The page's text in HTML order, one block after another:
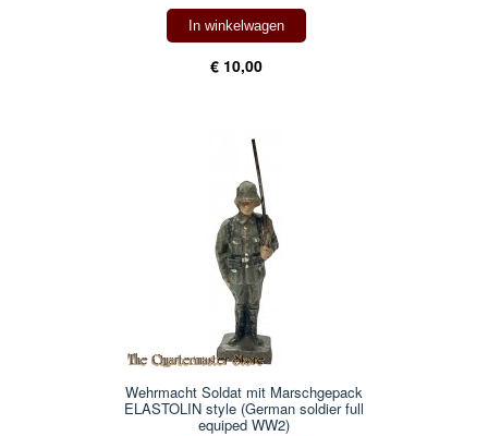
In winkelwagen
€ 10,00
Wehrmacht Soldat mit Marschgepack
ELASTOLIN style (German soldier full
equiped WW2)